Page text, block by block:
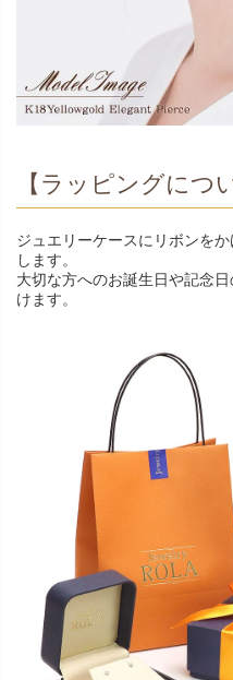
【ラッピングにつ
ジュエリーケースにリボンを
します。
大切な方へのお誕生日や記念
けます。